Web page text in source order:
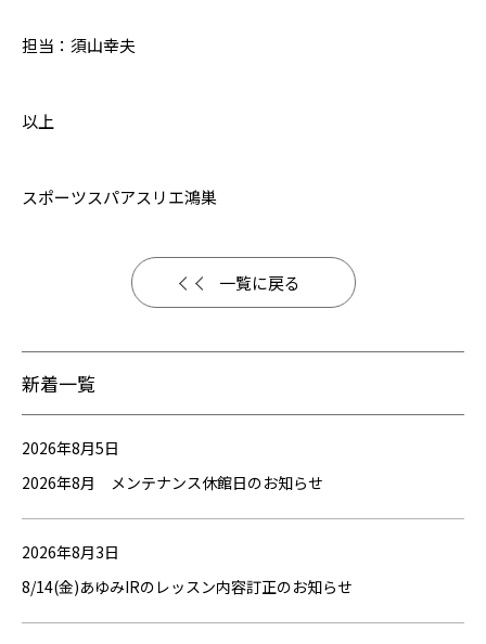
担当：須山幸夫
以上
スポーツスパアスリエ鴻巣
一覧に戻る
新着一覧
2026年8月5日
2026年8月 メンテナンス休館日のお知らせ
2026年8月3日
8/14(金)あゆみIRのレッスン内容訂正のお知らせ